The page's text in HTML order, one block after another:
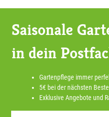
Saisonale
in dein
Gartenpflege immer
5€ bei der nächsten
Exklusive Angebote und